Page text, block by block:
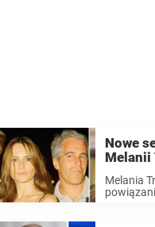
Nowe
Melanii
Melania